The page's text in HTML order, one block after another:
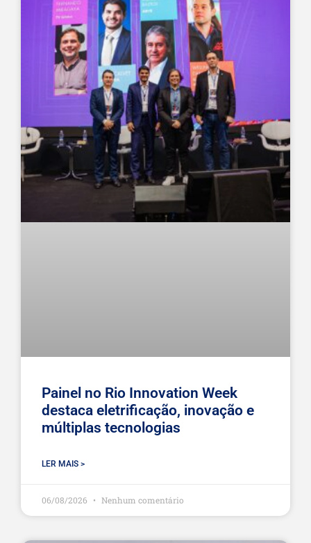
Painel no Rio Innovation Week
destaca eletrificação, inovação e
múltiplas tecnologias
LER MAIS >
06/08/2026 Nenhum comentário